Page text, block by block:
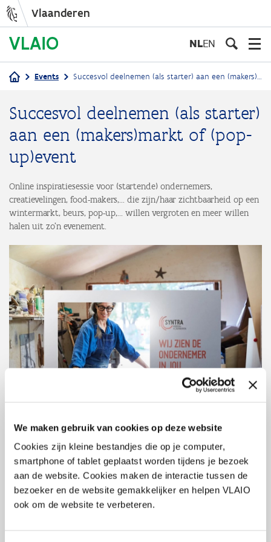
We maken gebruik van cookies op deze website
Cookies zijn kleine bestandjes die op je computer,
smartphone of tablet geplaatst worden tijdens je bezoek
aan de website. Cookies maken de interactie tussen de
bezoeker en de website gemakkelijker en helpen VLAIO
ook om de website te verbeteren.
Vlaanderen
NLEN
Events Succesvol deelnemen (als starter) aan een (makers)markt of (pop-up)event
Succesvol deelnemen (als starter)
aan een (makers)markt of (pop-
up)event
Online inspiratiesessie voor (startende) ondernemers,
creatievelingen, food-makers,... die zijn/haar zichtbaarheid op een
wintermarkt, beurs, pop-up,... willen vergroten en meer willen
halen uit zo'n evenement.
Dit event is afgelopen
Tijdens deze inspiratiesessie leer je